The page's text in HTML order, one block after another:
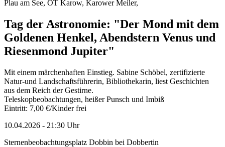
Plau am See, OT Karow, Karower Meiler,
Tag der Astronomie: "Der Mond mit dem
Goldenen Henkel, Abendstern Venus und
Riesenmond Jupiter"
Mit einem märchenhaften Einstieg. Sabine Schöbel, zertifizierte
Natur-und Landschaftsführerin, Bibliothekarin, liest Geschichten
aus dem Reich der Gestirne.
Teleskopbeobachtungen, heißer Punsch und Imbiß
Eintritt: 7,00 €/Kinder frei
10.04.2026 - 21:30 Uhr
Sternenbeobachtungsplatz Dobbin bei Dobbertin